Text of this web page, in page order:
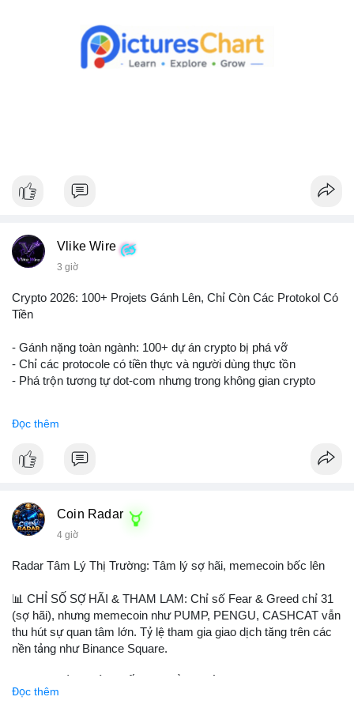
hành động theo cảm xúc. Nếu chuyển sang ví lạnh, đây là tín
hiệu tích cực cho xu hướng dài hạn.
Vlike Wire
3 giờ
Crypto 2026: 100+ Projets Gánh Lên, Chỉ Còn Các Protokol Có
Tiền
- Gánh nặng toàn ngành: 100+ dự án crypto bị phá vỡ
- Chỉ các protocole có tiền thực và người dùng thực tồn
- Phá trộn tương tự dot-com nhưng trong không gian crypto
Đọc thêm
Coin Radar
4 giờ
Radar Tâm Lý Thị Trường: Tâm lý sợ hãi, memecoin bốc lên
📊 CHỈ SỐ SỢ HÃI & THAM LAM: Chỉ số Fear & Greed chỉ 31
(sợ hãi), nhưng memecoin như PUMP, PENGU, CASHCAT vẫn
thu hút sự quan tâm lớn. Tỷ lệ tham gia giao dịch tăng trên các
nền tảng như Binance Square.
PENGU, CASHCAT, SUI, TAO xuất hiện nhiều trong tìm kiếm
Đọc thêm